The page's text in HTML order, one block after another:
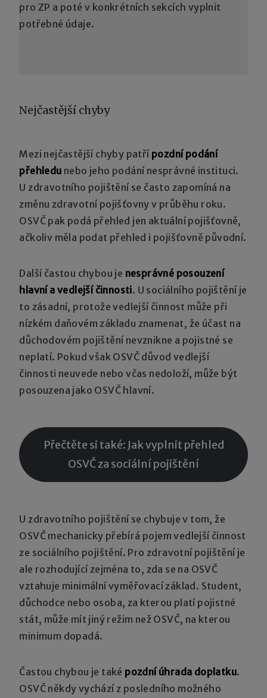
pro ZP a poté v konkrétních sekcích vyplnit
potřebné údaje.
Nejčastější chyby
Mezi nejčastější chyby patří pozdní podání
přehledu nebo jeho podání nesprávné instituci.
U zdravotního pojištění se často zapomíná na
změnu zdravotní pojišťovny v průběhu roku.
OSVČ pak podá přehled jen aktuální pojišťovně,
ačkoliv měla podat přehled i pojišťovně původní.
Další častou chybou je nesprávné posouzení
hlavní a vedlejší činnosti. U sociálního pojištění je
to zásadní, protože vedlejší činnost může při
nízkém daňovém základu znamenat, že účast na
důchodovém pojištění nevznikne a pojistné se
neplatí. Pokud však OSVČ důvod vedlejší
činnosti neuvede nebo včas nedoloží, může být
posouzena jako OSVČ hlavní.
Přečtěte si také: Jak vyplnit přehled
OSVČ za sociální pojištění
U zdravotního pojištění se chybuje v tom, že
OSVČ mechanicky přebírá pojem vedlejší činnost
ze sociálního pojištění. Pro zdravotní pojištění je
ale rozhodující zejména to, zda se na OSVČ
vztahuje minimální vyměřovací základ. Student,
důchodce nebo osoba, za kterou platí pojistné
stát, může mít jiný režim než OSVČ, na kterou
minimum dopadá.
Častou chybou je také pozdní úhrada doplatku.
OSVČ někdy vychází z posledního možného